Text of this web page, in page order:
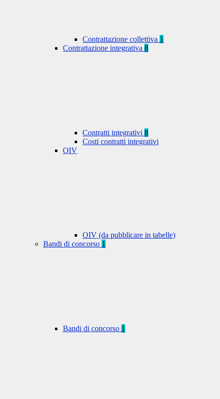
Contrattazione collettiva 1
Contrattazione integrativa 8
Contratti integrativi 8
Costi contratti integrativi
OIV
OIV (da pubblicare in tabelle)
Bandi di concorso 1
Bandi di concorso 1